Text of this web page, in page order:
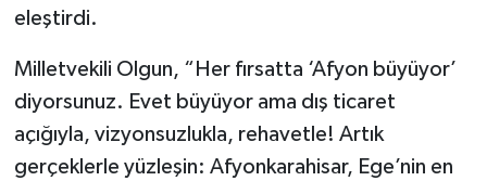
eleştirdi.
Milletvekili Olgun, “Her fırsatta ‘Afyon büyüyor’
diyorsunuz. Evet büyüyor ama dış ticaret
açığıyla, vizyonsuzlukla, rehavetle! Artık
gerçeklerle yüzleşin: Afyonkarahisar, Ege’nin en